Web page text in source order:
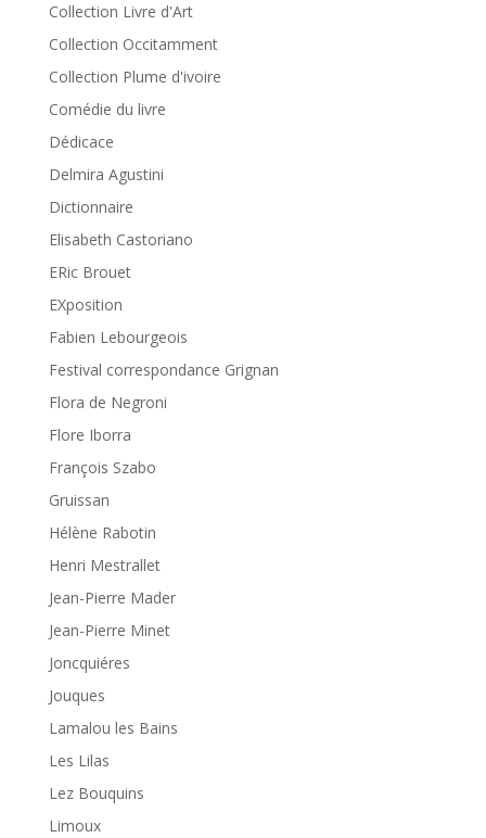
Collection Livre d'Art
Collection Occitamment
Collection Plume d'ivoire
Comédie du livre
Dédicace
Delmira Agustini
Dictionnaire
Elisabeth Castoriano
ERic Brouet
EXposition
Fabien Lebourgeois
Festival correspondance Grignan
Flora de Negroni
Flore Iborra
François Szabo
Gruissan
Hélène Rabotin
Henri Mestrallet
Jean-Pierre Mader
Jean-Pierre Minet
Joncquiéres
Jouques
Lamalou les Bains
Les Lilas
Lez Bouquins
Limoux